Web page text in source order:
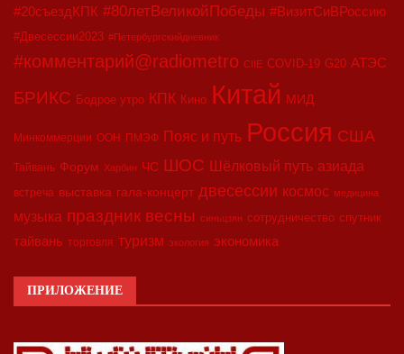
#20съездКПК #80летВеликойПобеды #ВизитСиВРоссию
#Двесессии2023 #Петербургскийдневник
#комментарий@radiometro CIIE COVID-19 G20 АТЭС
БРИКС Бодрое утро КПК Кино Китай МИД
Минкоммерции ООН ПМЭФ Пояс и путь Россия США
Тайвань Форум Харбин ЧС ШОС Шёлковый путь азиада
встреча выставка гала-концерт двесессии космос медицина
музыка праздник весны синьцзян сотрудничество спутник
тайвань торговля туризм экология экономика
ПРИЛОЖЕНИЕ